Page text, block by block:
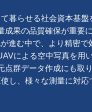
暮らせる社会資本基盤
成果の品質確保が重要
進む中で、より精密で
による空中写真を用
点群データ作成にも取
し、様々な測量に対応